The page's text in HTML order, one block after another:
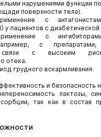
нарушениями функции
поверхности тела).
с
у пациентов с
с
с
с высоким
отека.
грудного вскармливания.
и безопасность
лактозы,
так как в состав